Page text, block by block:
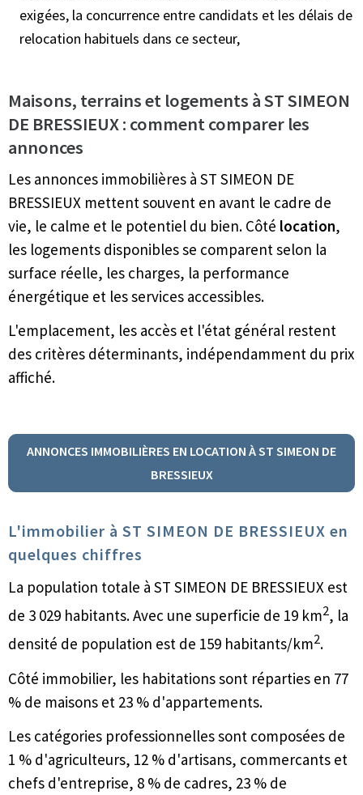
exigées, la concurrence entre candidats et les délais de
relocation habituels dans ce secteur,
Maisons, terrains et logements à ST SIMEON
DE BRESSIEUX : comment comparer les
annonces
Les annonces immobilières à ST SIMEON DE
BRESSIEUX mettent souvent en avant le cadre de
vie, le calme et le potentiel du bien. Côté location,
les logements disponibles se comparent selon la
surface réelle, les charges, la performance
énergétique et les services accessibles.
L'emplacement, les accès et l'état général restent
des critères déterminants, indépendamment du prix
affiché.
ANNONCES IMMOBILIÈRES EN LOCATION À ST SIMEON DE
BRESSIEUX
L'immobilier à ST SIMEON DE BRESSIEUX en
quelques chiffres
La population totale à ST SIMEON DE BRESSIEUX est
de 3 029 habitants. Avec une superficie de 19 km2, la
densité de population est de 159 habitants/km2.
Côté immobilier, les habitations sont réparties en 77
% de maisons et 23 % d'appartements.
Les catégories professionnelles sont composées de
1 % d'agriculteurs, 12 % d'artisans, commercants et
chefs d'entreprise, 8 % de cadres, 23 % de